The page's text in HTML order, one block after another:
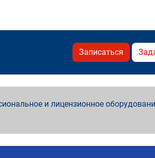
Записаться
и лицензионное